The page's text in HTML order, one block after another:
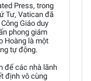
Press, trong
Tư, Vatican đã
Giáo duy
phong giám
Hoàng là một
tự động.
để các nhà lãnh
định vô cùng